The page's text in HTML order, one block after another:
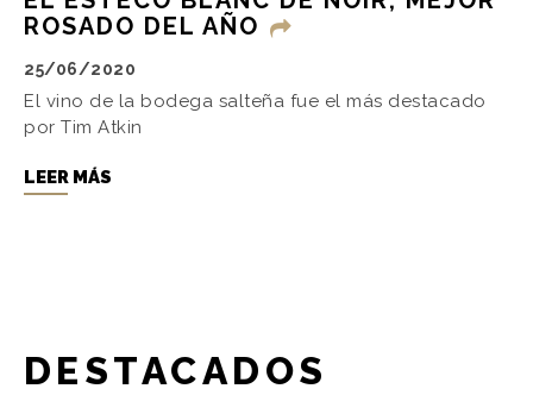
ROSADO DEL AÑO
25/06/2020
El vino de la bodega salteña fue el más destacado
por Tim Atkin
LEER MÁS
DESTACADOS